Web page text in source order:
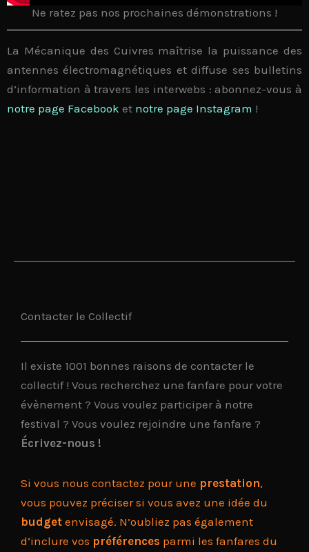
Ne ratez pas nos prochaines démonstrations !
La Mécanique des Cuivres maîtrise la puissance des
antennes électromagnétiques et diffuse ses bulletins
d’information à travers les interwebs : abonnez-vous à
notre page Facebook et notre page Instagram !
Contacter le Collectif
Il existe 1001 bonnes raisons de contacter le
collectif ! Vous recherchez une fanfare pour votre
évènement ? Vous voulez participer à notre
festival ? Vous voulez rejoindre une fanfare ?
Écrivez-nous !
Si vous nous contactez pour une prestation,
vous pouvez préciser si vous avez une idée du
budget envisagé. N’oubliez pas également
d’inclure vos préférences parmi les fanfares du